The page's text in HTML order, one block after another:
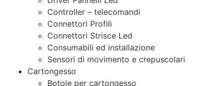
Controller – telecomandi
Connettori Profili
Connettori Strisce Led
Consumabili ed installazione
Sensori di movimento e crepuscolari
Cartongesso
Botole per cartongesso